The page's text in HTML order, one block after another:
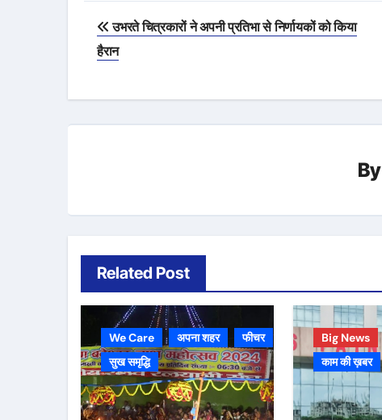
Post
navigation
उभरते चित्रकारों ने अपनी प्रतिभा से निर्णायकों को किया
हैरान
By
Related Post
We Care अपना शहर
फीचर
सुख समृद्धि
Big News
काम की ख़बर